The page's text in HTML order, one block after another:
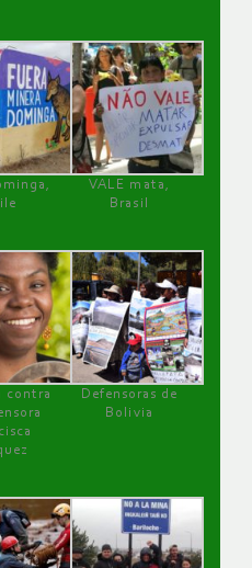
VALE mata,
Brasil
contra
Defensoras de
Bolivia